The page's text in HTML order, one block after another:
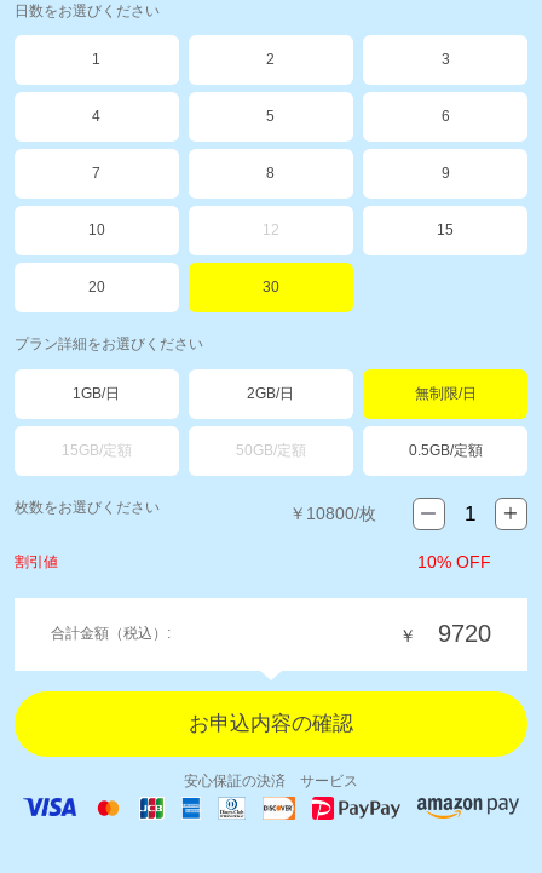
日数をお選びください
1 2 3
4 5 6
7 8 9
10 12 15
20 30
プラン詳細をお選びください
1GB/日 2GB/日 無制限/日
15GB/定額 50GB/定額 0.5GB/定額
枚数をお選びください ￥ 10800/枚
割引値 10% OFF
合計金額（税込）: ￥ 9720
安心保証の決済 サービス